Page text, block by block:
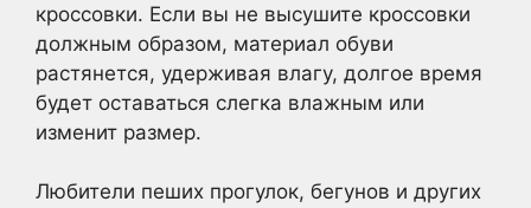
кроссовки. Если вы не высушите кроссовки
должным образом, материал обуви
растянется, удерживая влагу, долгое время
будет оставаться слегка влажным или
изменит размер.
Любители пеших прогулок, бегунов и других